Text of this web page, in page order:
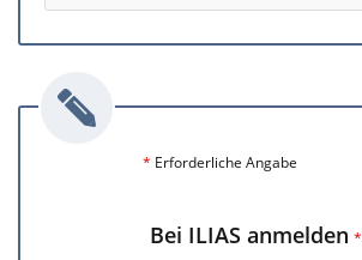
* Erforderliche Angabe
Bei ILIAS anmelden *